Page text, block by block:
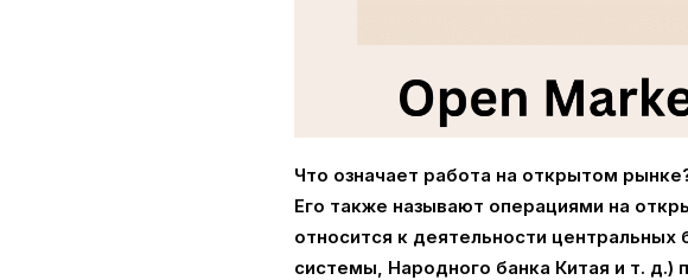
Что означает работа на открытом
Его также называют операциями на
относится к деятельности
системы, Народного банка Китая и т.